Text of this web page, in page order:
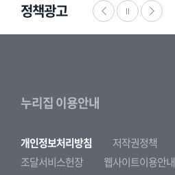
정책광고
과 안전을 수호하는 한국 119 소년단
누리집 이용안내
개인정보처리방침
저작권정책
조달서비스헌장
웹사이트이용안내